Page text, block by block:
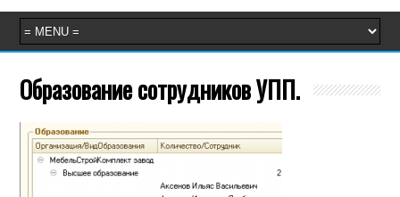
Образование сотрудников УПП.